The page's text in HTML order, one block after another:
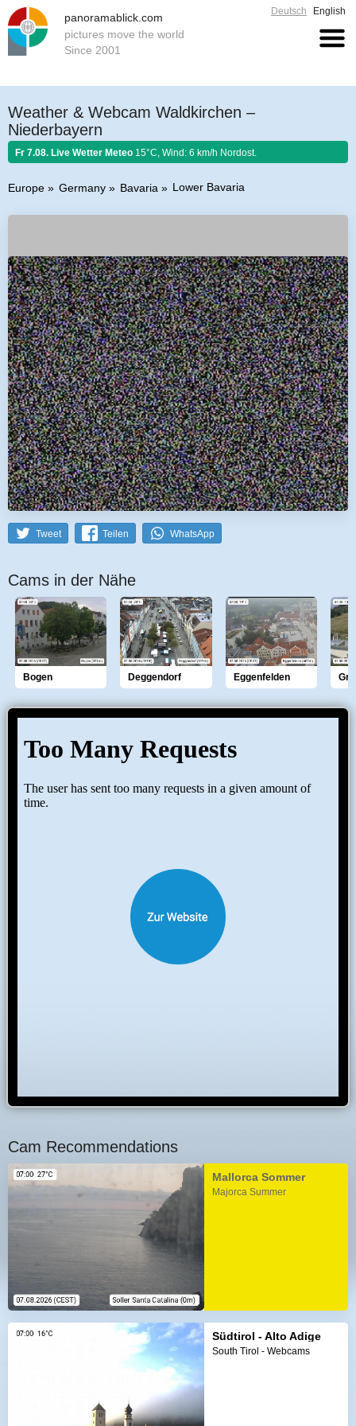
panoramablick.com
pictures move the world
Since 2001
Deutsch English
Weather & Webcam Waldkirchen –
Niederbayern
Fr 7.08. Live Wetter Meteo 15°C, Wind: 6 km/h Nordost.
Europe Germany Bavaria Lower Bavaria
Tweet Teilen WhatsApp
Cams in der Nähe
Bogen Deggendorf Eggenfelden
Cam Recommendations
Mallorca Sommer
Majorca Summer
Südtirol - Alto Adige
South Tirol - Webcams